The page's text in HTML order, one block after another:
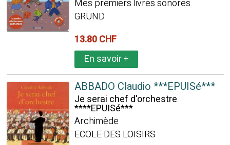
Mes premiers livres sonores
GRUND
13.80 CHF
En savoir+
ABBADO Claudio ***EPUISé***
Je serai chef d'orchestre
****EPUISé***
Archimède
ECOLE DES LOISIRS